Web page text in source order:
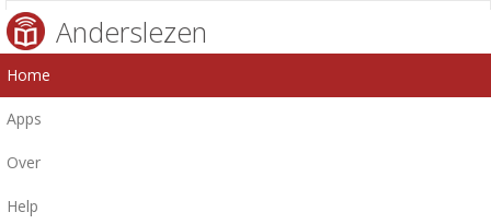
Anderslezen
Home
Apps
Over
Help